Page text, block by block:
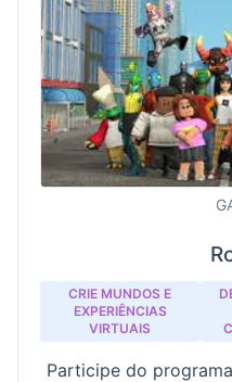
CRIE MUNDOS E
EXPERIÊNCIAS
VIRTUAIS
Participe do